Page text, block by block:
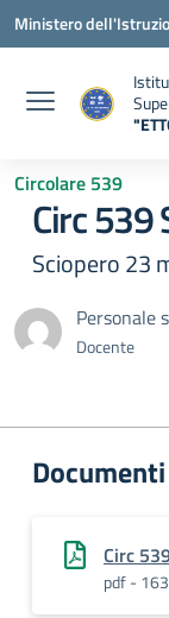
Vai ai contenuti
Vai al menu di
Vai al footer
Ministero
Circolare 539
Circ 539
Sciopero 23
Personale
Docente
Documenti
Circ
pdf -